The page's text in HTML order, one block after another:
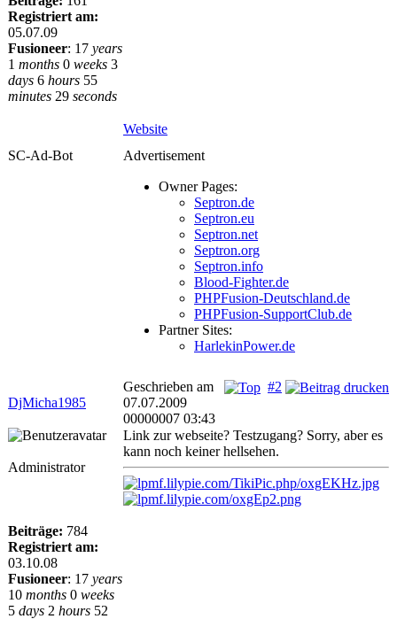
Registriert am:
05.07.09
Fusioneer: 17 years
1 months 0 weeks 3
days 6 hours 55
minutes 29 seconds
Website
SC-Ad-Bot
Advertisement
Owner Pages:
Septron.de
Septron.eu
Septron.net
Septron.org
Septron.info
Blood-Fighter.de
PHPFusion-Deutschland.de
PHPFusion-SupportClub.de
Partner Sites:
HarlekinPower.de
DjMicha1985
#2
Geschrieben am
07.07.2009
00000007 03:43
Administrator
Beiträge: 784
Registriert am:
03.10.08
Fusioneer: 17 years
10 months 0 weeks
5 days 2 hours 52
Link zur webseite? Testzugang? Sorry, aber es
kann noch keiner hellsehen.